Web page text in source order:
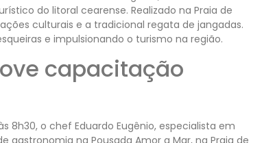
do litoral cearense. Realizado na Praia de
culturais e a tradicional regata de jangadas.
e impulsionando o turismo na região.
capacitação
o chef Eduardo Eugênio, especialista em
gastronomia na Pousada Amor a Mar, na Praia de